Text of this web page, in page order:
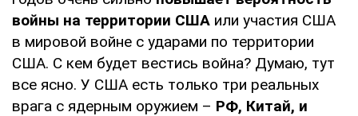
войны на территории США или участия США
в мировой войне с ударами по территории
США. С кем будет вестись война? Думаю, тут
все ясно. У США есть только три реальных
врага с ядерным оружием – РФ, Китай, и